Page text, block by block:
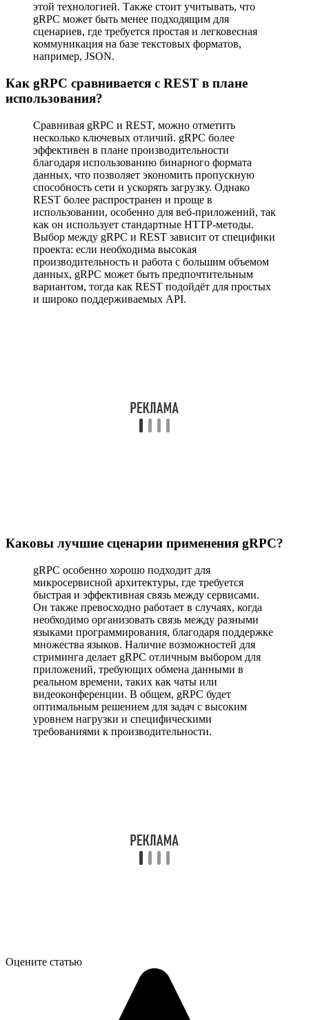
этой технологией. Также стоит учитывать, что
gRPC может быть менее подходящим для
сценариев, где требуется простая и легковесная
коммуникация на базе текстовых форматов,
например, JSON.
Как gRPC сравнивается с REST в плане
использования?
Сравнивая gRPC и REST, можно отметить
несколько ключевых отличий. gRPC более
эффективен в плане производительности
благодаря использованию бинарного формата
данных, что позволяет экономить пропускную
способность сети и ускорять загрузку. Однако
REST более распространен и проще в
использовании, особенно для веб-приложений, так
как он использует стандартные HTTP-методы.
Выбор между gRPC и REST зависит от специфики
проекта: если необходима высокая
производительность и работа с большим объемом
данных, gRPC может быть предпочтительным
вариантом, тогда как REST подойдёт для простых
и широко поддерживаемых API.
Каковы лучшие сценарии применения gRPC?
gRPC особенно хорошо подходит для
микросервисной архитектуры, где требуется
быстрая и эффективная связь между сервисами.
Он также превосходно работает в случаях, когда
необходимо организовать связь между разными
языками программирования, благодаря поддержке
множества языков. Наличие возможностей для
стриминга делает gRPC отличным выбором для
приложений, требующих обмена данными в
реальном времени, таких как чаты или
видеоконференции. В общем, gRPC будет
оптимальным решением для задач с высоким
уровнем нагрузки и специфическими
требованиями к производительности.
Оцените статью